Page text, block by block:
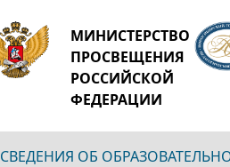
МИНИСТЕРСТВО
ПРОСВЕЩЕНИЯ
РОССИЙСКОЙ
ФЕДЕРАЦИИ
СВЕДЕНИЯ ОБ